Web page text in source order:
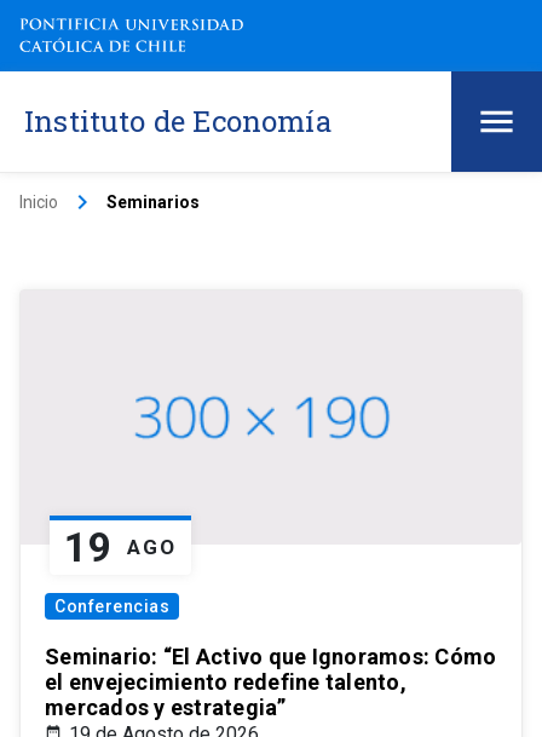
Instituto de Economía
Inicio keyboard_arrow_right Seminarios
19 AGO
Conferencias
Seminario: “El Activo que Ignoramos: Cómo
el envejecimiento redefine talento,
mercados y estrategia”